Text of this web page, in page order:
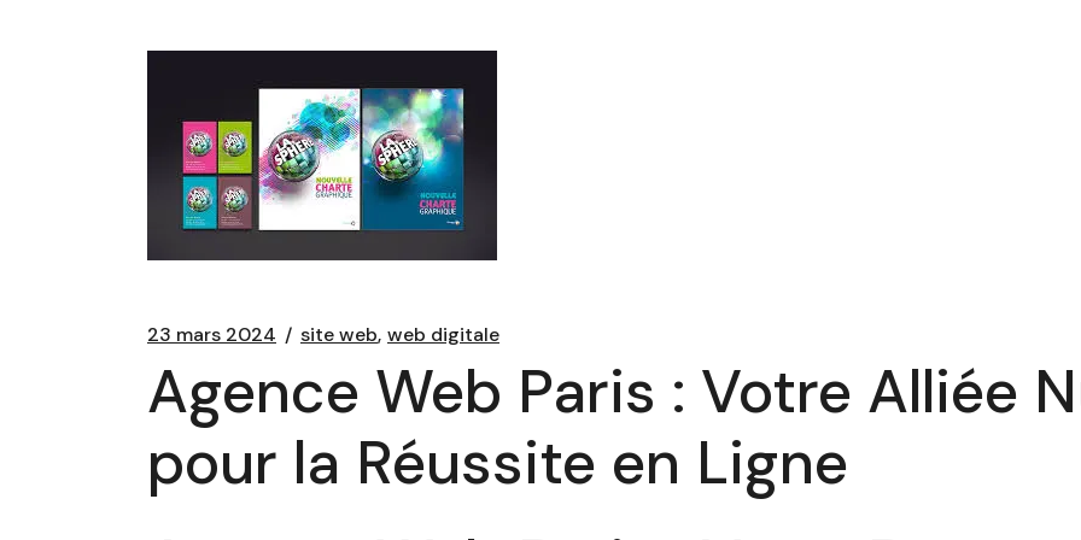
23 mars 2024 site web web digitale
Agence Web Paris : Votre Alliée
pour la Réussite en Ligne